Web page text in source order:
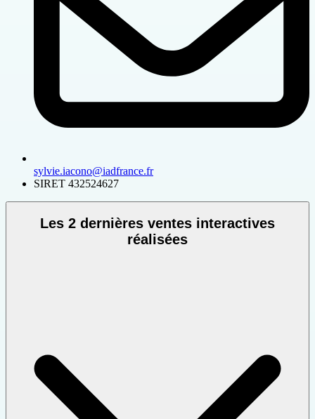
sylvie.iacono@iadfrance.fr
SIRET 432524627
Les 2 dernières ventes interactives
réalisées